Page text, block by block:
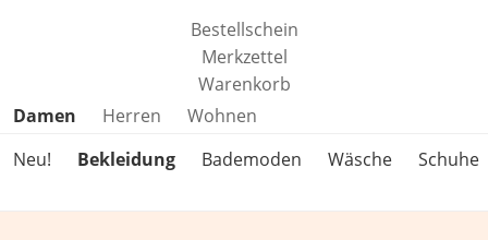
Bestellschein
Merkzettel
Warenkorb
Produktkategorien überspringen
Damen Herren
Wohnen
Neu!
Bekleidung Bademoden Wäsche Schuhe